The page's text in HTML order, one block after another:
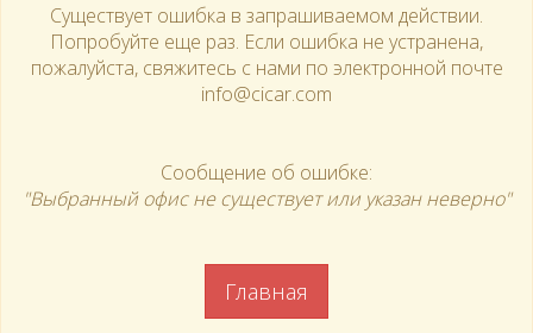
Существует ошибка в запрашиваемом действии.
Попробуйте еще раз. Если ошибка не устранена,
пожалуйста, свяжитесь с нами по электронной почте
info@cicar.com
Сообщение об ошибке:
"Выбранный офис не существует или указан неверно"
Главная